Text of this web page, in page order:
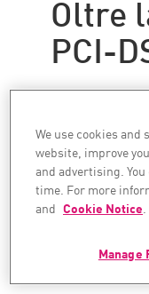
Oltre
PCI-
La
pagamenti
dimostrando
requisiti di
dei titolari di
We use cookies
website, improve
and advertising.
time. For more
and Cookie Notice.